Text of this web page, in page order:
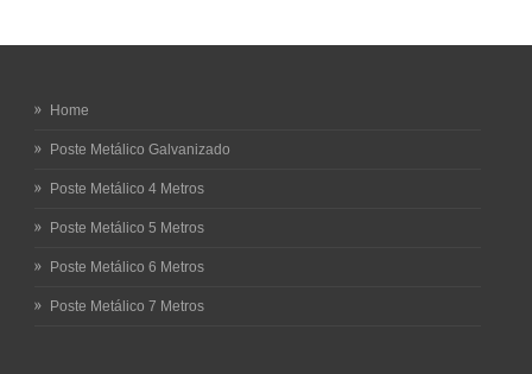
Home
Poste Metálico Galvanizado
Poste Metálico 4 Metros
Poste Metálico 5 Metros
Poste Metálico 6 Metros
Poste Metálico 7 Metros